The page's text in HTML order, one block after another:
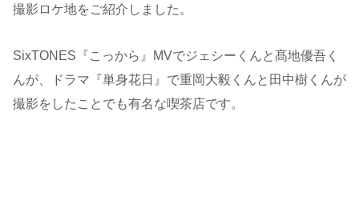
撮影ロケ地をご紹介しました。
SixTONES『こっから』MVでジェシーくんと髙地優吾く
んが、ドラマ『単身花日』で重岡大毅くんと田中樹くんが
撮影をしたことでも有名な喫茶店です。